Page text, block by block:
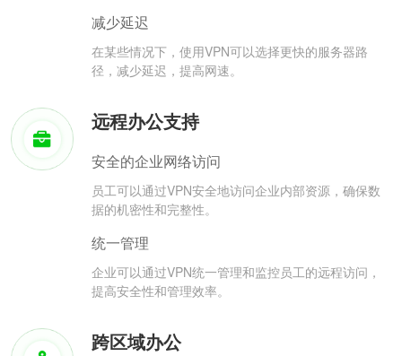
减少延迟
在某些情况下，使用VPN可以选择更快的服务器路
径，减少延迟，提高网速。
远程办公支持
安全的企业网络访问
员工可以通过VPN安全地访问企业内部资源，确保数
据的机密性和完整性。
统一管理
企业可以通过VPN统一管理和监控员工的远程访问，
提高安全性和管理效率。
跨区域办公